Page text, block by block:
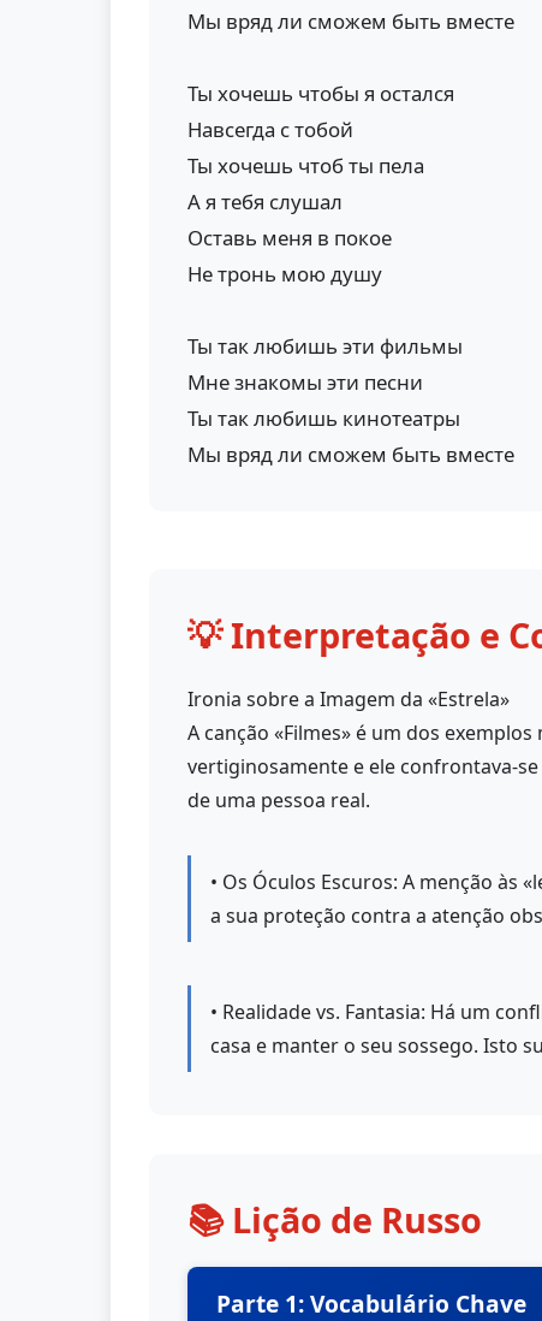
Мы вряд ли сможем быть вместе
Ты хочешь чтобы я остался
Навсегда с тобой
Ты хочешь чтоб ты пела
А я тебя слушал
Оставь меня в покое
Не тронь мою душу
Ты так любишь эти фильмы
Мне знакомы эти песни
Ты так любишь кинотеатры
Мы вряд ли сможем быть вместе
💡 Interpretação e
Ironia sobre a Imagem da «Estrela»
A canção «Filmes» é um dos
vertiginosamente e ele confrontava-
de uma pessoa real.
• Os Óculos Escuros: A menção às
a sua proteção contra a atenção
• Realidade vs. Fantasia: Há um
casa e manter o seu sossego. Isto
📚 Lição de Russo
Parte 1: Vocabulário Chave